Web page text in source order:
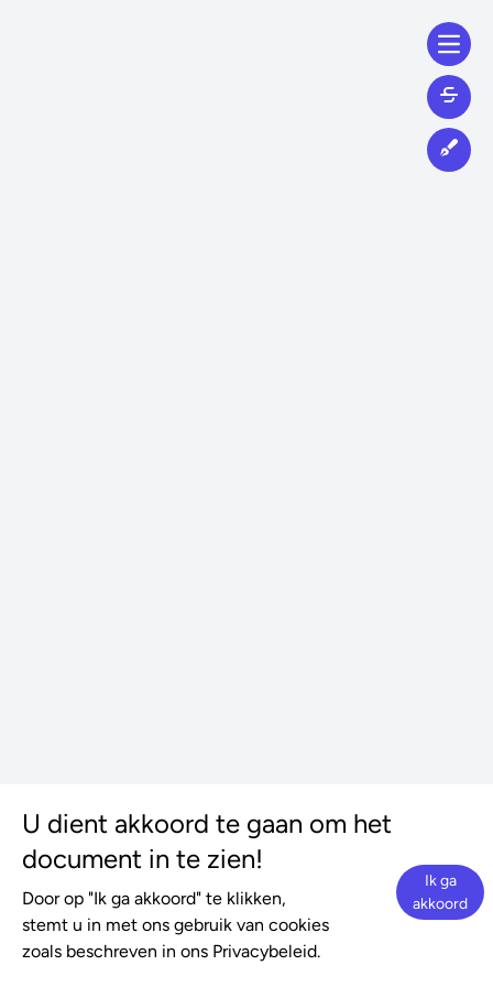
U dient akkoord te gaan om het
document in te zien!
Door op "Ik ga akkoord" te klikken,
stemt u in met ons gebruik van cookies
zoals beschreven in ons Privacybeleid.
Ik ga
akkoord